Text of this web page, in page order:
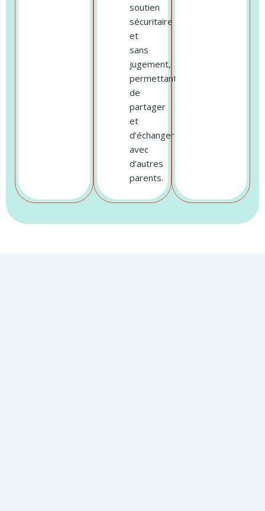
soutien
sécuritaire
et
sans
jugement,
permettant
de
partager
et
d’échanger
avec
d’autres
parents.